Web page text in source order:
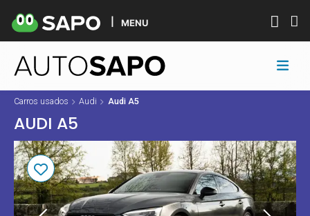
MENU
Carros usados Audi Audi A5
AUDI A5